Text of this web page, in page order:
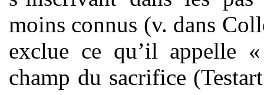
moins connus (v. dans
exclue ce qu’il appelle
champ du sacrifice